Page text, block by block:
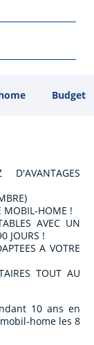
Budget
D'AVANTAGES
MOBIL-HOME !
AVEC UN
JOURS !
A VOTRE
TOUT AU
10 ans en
home les 8